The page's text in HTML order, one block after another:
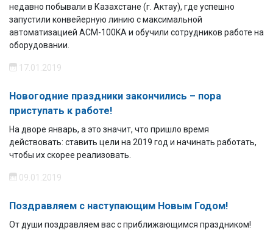
недавно побывали в Казахстане (г. Актау), где успешно
запустили конвейерную линию с максимальной
автоматизацией ACM-100KA и обучили сотрудников работе на
оборудовании.
17.01.2019
Новогодние праздники закончились – пора
приступать к работе!
На дворе январь, а это значит, что пришло время
действовать: ставить цели на 2019 год и начинать работать,
чтобы их скорее реализовать.
09.01.2019
Поздравляем с наступающим Новым Годом!
От души поздравляем вас с приближающимся праздником!